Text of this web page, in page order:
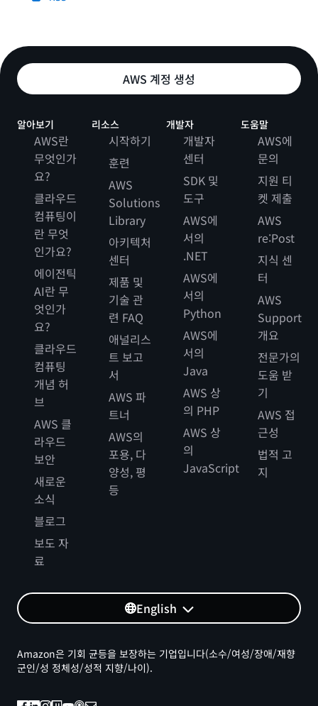
AWS 계정 생성
알아보기
AWS란
무엇인가
요?
클라우드
컴퓨팅이
란 무엇
인가요?
에이전틱
AI란 무
엇인가
요?
클라우드
컴퓨팅
개념 허
브
AWS 클
라우드
보안
새로운
소식
블로그
보도 자
료
리소스
시작하기
훈련
AWS
Solutions
Library
아키텍처
센터
제품 및
기술 관
련 FAQ
애널리스
트 보고
서
AWS 파
트너
AWS의
포용, 다
양성, 평
등
개발자
개발자
센터
SDK 및
도구
AWS에
서의
.NET
AWS에
서의
Python
AWS에
서의
Java
AWS 상
의 PHP
AWS 상
의
JavaScript
도움말
AWS에
문의
지원 티
켓 제출
AWS
re:Post
지식 센
터
AWS
Support
개요
전문가의
도움 받
기
AWS 접
근성
법적 고
지
English
Amazon은 기회 균등을 보장하는 기업입니다(소수/여성/장애/재향
군인/성 정체성/성적 지향/나이).